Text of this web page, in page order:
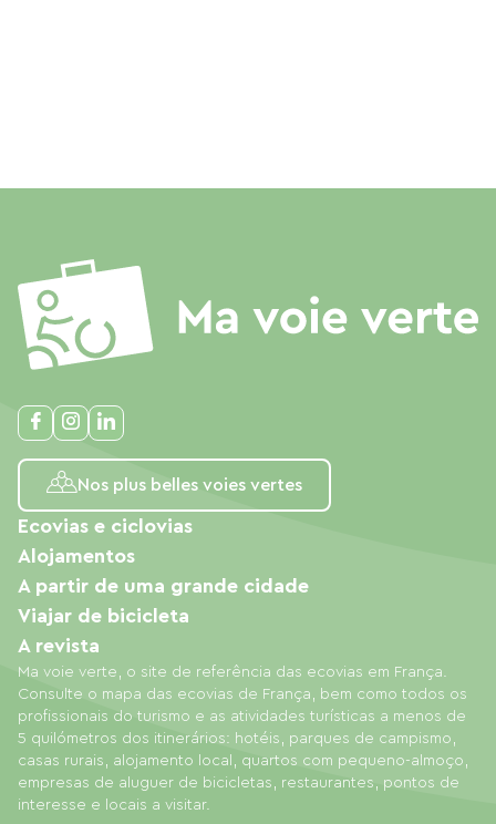
Nos plus belles voies vertes
Ma voie verte, o site de referência das ecovias em França.
Consulte o mapa das ecovias de França, bem como todos os
profissionais do turismo e as atividades turísticas a menos de
5 quilómetros dos itinerários: hotéis, parques de campismo,
casas rurais, alojamento local, quartos com pequeno-almoço,
empresas de aluguer de bicicletas, restaurantes, pontos de
interesse e locais a visitar.
Ecovias e ciclovias
Alojamentos
A partir de uma grande cidade
Viajar de bicicleta
A revista